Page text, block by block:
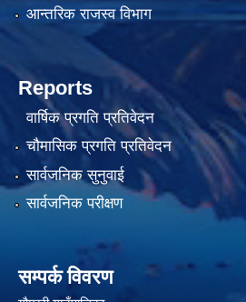
आन्तरिक राजस्व विभाग
Reports
वार्षिक प्रगति प्रतिवेदन
चौमासिक प्रगति प्रतिवेदन
सार्वजनिक सुनुवाई
सार्वजनिक परीक्षण
सम्पर्क विवरण